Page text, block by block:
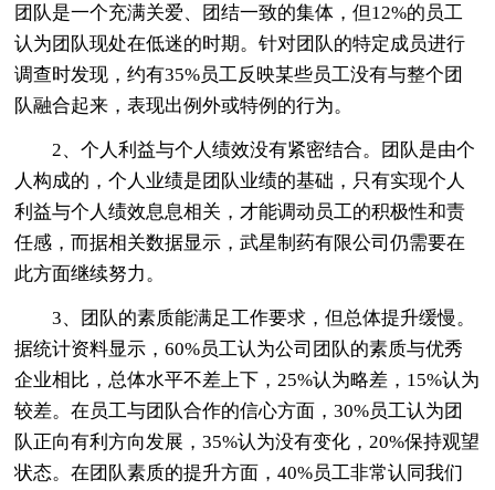
团队是一个充满关爱、团结一致的集体，但12%的员工
认为团队现处在低迷的时期。针对团队的特定成员进行
调查时发现，约有35%员工反映某些员工没有与整个团
队融合起来，表现出例外或特例的行为。
2、个人利益与个人绩效没有紧密结合。团队是由个
人构成的，个人业绩是团队业绩的基础，只有实现个人
利益与个人绩效息息相关，才能调动员工的积极性和责
任感，而据相关数据显示，武星制药有限公司仍需要在
此方面继续努力。
3、团队的素质能满足工作要求，但总体提升缓慢。
据统计资料显示，60%员工认为公司团队的素质与优秀
企业相比，总体水平不差上下，25%认为略差，15%认为
较差。在员工与团队合作的信心方面，30%员工认为团
队正向有利方向发展，35%认为没有变化，20%保持观望
状态。在团队素质的提升方面，40%员工非常认同我们